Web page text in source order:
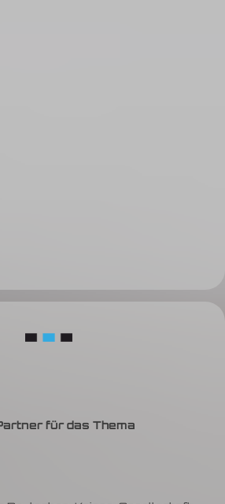
für das Thema